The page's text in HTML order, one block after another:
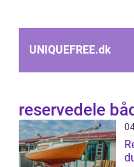
UNIQUEFREE.dk
reservedele